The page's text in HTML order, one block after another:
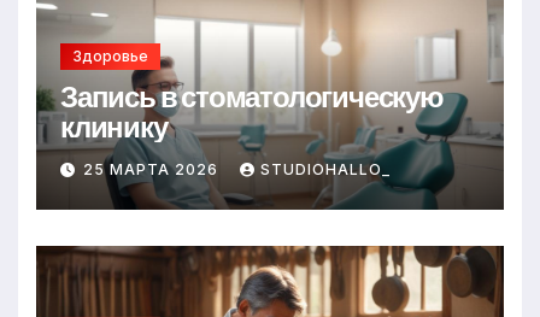
Здоровье
Запись в стоматологическую
клинику
25 МАРТА 2026 STUDIOHALLO_